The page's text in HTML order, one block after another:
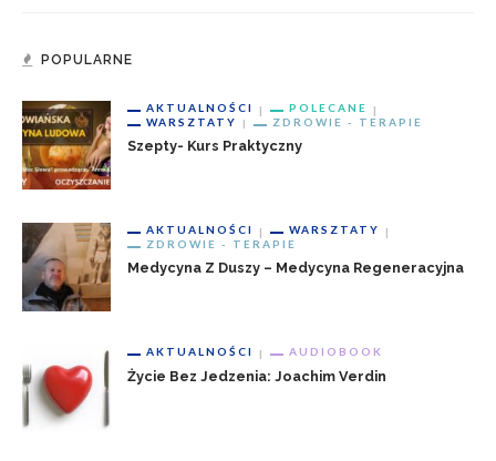
POPULARNE
AKTUALNOŚCI
POLECANE
WARSZTATY
ZDROWIE - TERAPIE
Szepty- Kurs Praktyczny
AKTUALNOŚCI
WARSZTATY
ZDROWIE - TERAPIE
Medycyna Z Duszy – Medycyna Regeneracyjna
AKTUALNOŚCI AUDIOBOOK
Życie Bez Jedzenia: Joachim Verdin